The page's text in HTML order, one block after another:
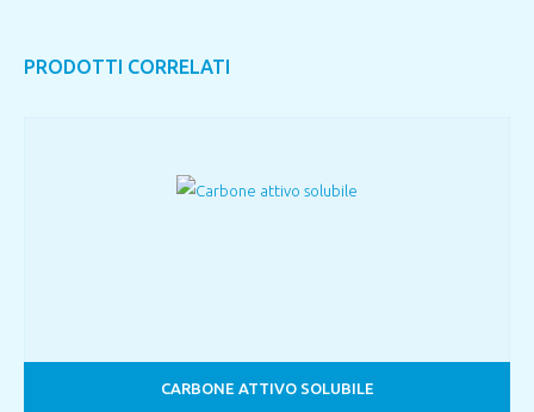
PRODOTTI CORRELATI
CARBONE ATTIVO SOLUBILE